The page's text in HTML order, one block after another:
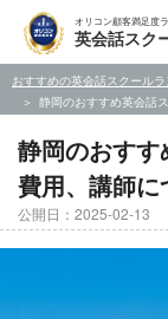
オリコン顧客満足度
英会話スク
おすすめの英会話スクール
静岡のおすすめ英会話
静岡のおす
費用、講師
公開日：2025-02-13